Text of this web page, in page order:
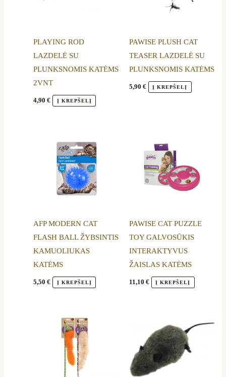
PLAYING ROD
LAZDELĖ SU
PLUNKSNOMIS KATĖMS
2VNT
4,90€ Į KREPŠELĮ
PAWISE PLUSH CAT
TEASER LAZDELĖ SU
PLUNKSNOMIS KATĖMS
5,90 € Į KREPŠELĮ
AFP MODERN CAT
FLASH BALL ŽYBSINTIS
KAMUOLIUKAS
KATĖMS
5,50€ Į KREPŠELĮ
PAWISE CAT PUZZLE
TOY GALVOSŪKIS
INTERAKTYVUS
ŽAISLAS KATĖMS
11,10 € Į KREPŠELĮ
product
multiple